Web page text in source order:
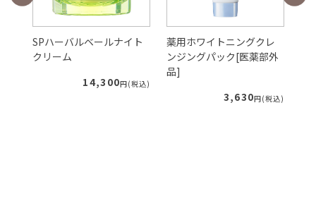
SPハーバルベールナイト
クリーム
14,300円(税込)
薬用ホワイトニングクレ
ンジングパック[医薬部外
品]
3,630円(税込)